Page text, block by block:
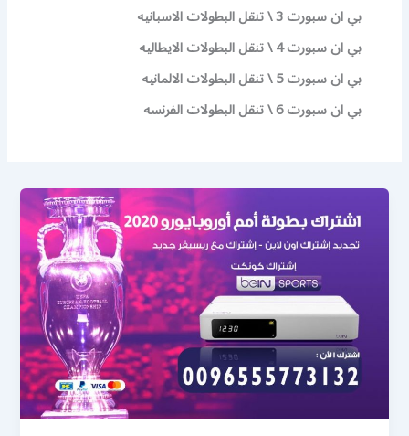
بي ان سبورت 3 \ تنقل البطولات الاسبانيه
بي ان سبورت 4 \ تنقل البطولات الايطاليه
بي ان سبورت 5 \ تنقل البطولات الالمانيه
بي ان سبورت 6 \ تنقل البطولات الفرنسه